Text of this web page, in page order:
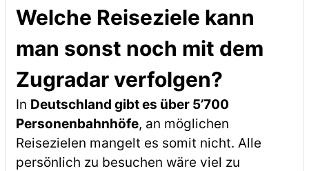
Welche Reiseziele kann
man sonst noch mit dem
Zugradar verfolgen?
In Deutschland gibt es über 5’700
Personenbahnhöfe, an möglichen
Reisezielen mangelt es somit nicht. Alle
persönlich zu besuchen wäre viel zu